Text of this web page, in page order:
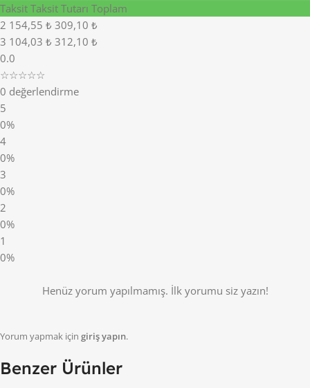
Taksit Taksit Tutarı Toplam
2 154,55 ₺ 309,10 ₺
3 104,03 ₺ 312,10 ₺
0.0
☆☆☆☆☆
0 değerlendirme
5
0%
4
0%
3
0%
2
0%
1
0%
Henüz yorum yapılmamış. İlk yorumu siz yazın!
Yorum yapmak için giriş yapın.
Benzer Ürünler